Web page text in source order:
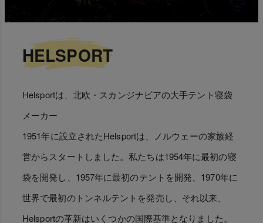
HELSPORT
Helsportは、北欧・スカンジナビアの大手テント寝袋
メーカー
1951年に設立されたHelsportは、ノルウェーの家族経
営からスタートしました。私たちは1954年に最初の寝
袋を開発し、1957年に最初のテントを開発、1970年に
世界で最初のトンネルテントを発売し、それ以来、
Helsportの革新はいくつかの国際基準となりました。